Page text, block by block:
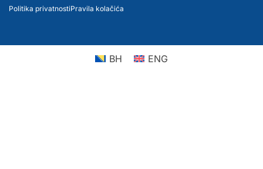
Politika privatnostiPravila kolačića
BH ENG